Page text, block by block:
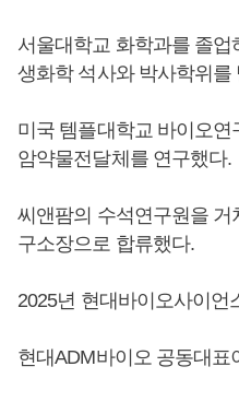
서울대학교 화학과를 졸
생화학 석사와 박사학위를
미국 템플대학교 바이오
암약물전달체를 연구했다.
씨앤팜의 수석연구원을
구소장으로 합류했다.
2025년 현대바이오사이언
현대ADM바이오 공동대표